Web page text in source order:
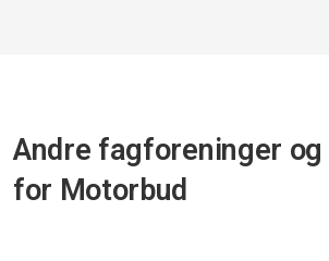
Andre fagforeninger og
for Motorbud